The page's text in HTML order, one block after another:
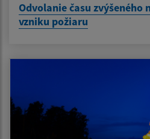
Odvolanie času zvýšeného
vzniku požiaru